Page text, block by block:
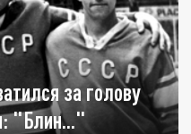
за голову
"Блин..."